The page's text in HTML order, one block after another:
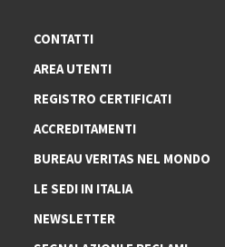
CONTATTI
AREA UTENTI
REGISTRO CERTIFICATI
ACCREDITAMENTI
BUREAU VERITAS NEL MONDO
LE SEDI IN ITALIA
NEWSLETTER